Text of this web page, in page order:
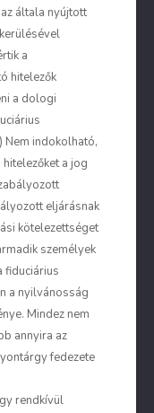
általa nyújtott
a
hitelezők
a dologi
Nem indokolható,
a jog
eljárásnak
kötelezettséget
személyek
fiduciárius
a nyilvánosság
Mindez nem
annyira az
fedezete
rendkívül